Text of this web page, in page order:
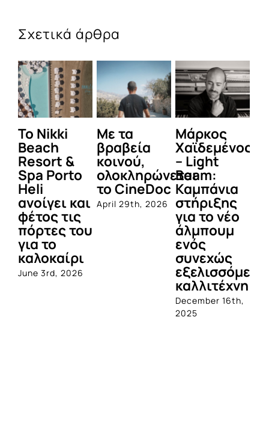
Σχετικά άρθρα
To Nikki
Beach
Resort &
Spa Porto
Heli
ανοίγει και
φέτος τις
πόρτες του
για το
καλοκαίρι
June 3rd, 2026
Με τα
βραβεία
κοινού,
ολοκληρώνεται
το CineDoc
April 29th, 2026
Μάρκος
Χαϊδεμένος
– Light
Beam:
Καμπάνια
στήριξης
για το νέο
άλμπουμ
ενός
συνεχώς
καλλιτέχνη
December 16th,
2025